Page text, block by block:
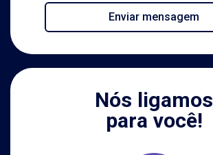
Enviar mensagem
Nós ligamos
para você!